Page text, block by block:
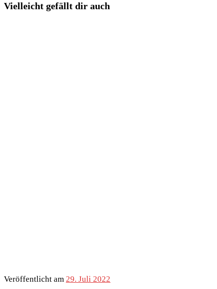
Vielleicht gefällt dir auch
Veröffentlicht am 29. Juli 2022